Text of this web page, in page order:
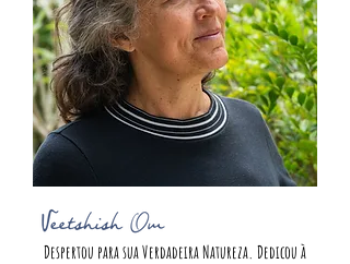
Despertou para sua Verdadeira Natureza. Dedicou à